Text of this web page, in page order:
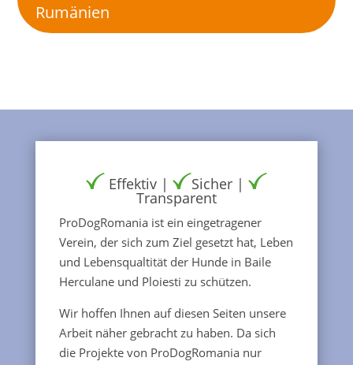
Rumänien
Effektiv | Sicher |
Transparent
ProDogRomania ist ein eingetragener
Verein, der sich zum Ziel gesetzt hat, Leben
und Lebensqualtität der Hunde in Baile
Herculane und Ploiesti zu schützen.
Wir hoffen Ihnen auf diesen Seiten unsere
Arbeit näher gebracht zu haben. Da sich
die Projekte von ProDogRomania nur